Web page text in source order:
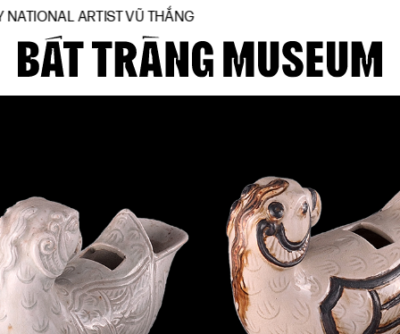
ARTIST VŨ THẮNG
Trang chủ
BTMA
Tham quan
Journal